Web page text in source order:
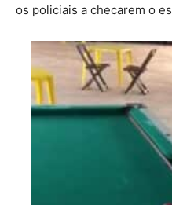
os policiais a checarem o